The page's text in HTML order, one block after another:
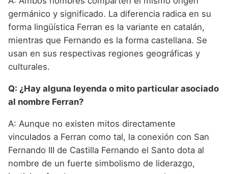
germánico y significado. La diferencia radica en su
forma lingüística Ferran es la variante en catalán,
mientras que Fernando es la forma castellana. Se
usan en sus respectivas regiones geográficas y
culturales.
Q: ¿Hay alguna leyenda o mito particular asociado
al nombre Ferran?
A: Aunque no existen mitos directamente
vinculados a Ferran como tal, la conexión con San
Fernando III de Castilla Fernando el Santo dota al
nombre de un fuerte simbolismo de liderazgo,